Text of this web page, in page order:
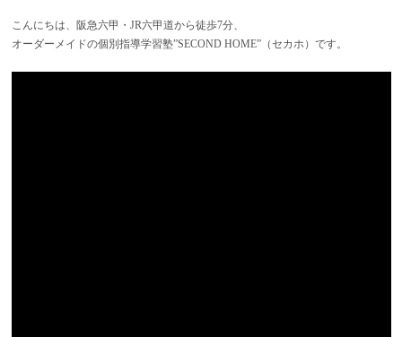
こんにちは、阪急六甲・JR六甲道から徒歩7分、
オーダーメイドの個別指導学習塾”SECOND HOME”（セカホ）です。